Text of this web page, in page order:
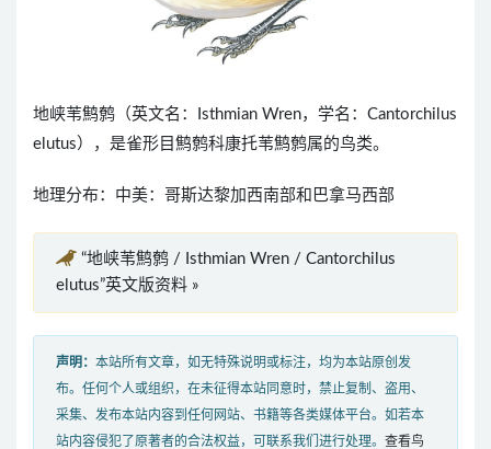
地峡苇鹪鹩（英文名：Isthmian Wren，学名：Cantorchilus
elutus），是雀形目鹪鹩科康托苇鹪鹩属的鸟类。
地理分布：中美：哥斯达黎加西南部和巴拿马西部
“地峡苇鹪鹩 / Isthmian Wren / Cantorchilus
elutus”英文版资料 »
声明： 本站所有文章，如无特殊说明或标注，均为本站原创发
布。任何个人或组织，在未征得本站同意时，禁止复制、盗用、
采集、发布本站内容到任何网站、书籍等各类媒体平台。如若本
站内容侵犯了原著者的合法权益，可联系我们进行处理。 查看鸟